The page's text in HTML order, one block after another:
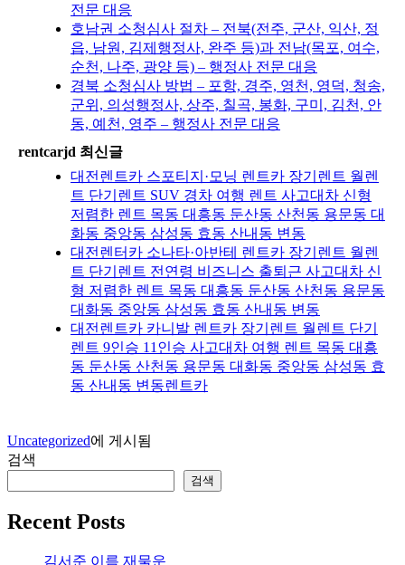
전문 대응
호남권 소청심사 절차 – 전북(전주, 군산, 익산, 정
읍, 남원, 김제행정사, 완주 등)과 전남(목포, 여수,
순천, 나주, 광양 등) – 행정사 전문 대응
경북 소청심사 방법 – 포항, 경주, 영천, 영덕, 청송,
군위, 의성행정사, 상주, 칠곡, 봉화, 구미, 김천, 안
동, 예천, 영주 – 행정사 전문 대응
rentcarjd 최신글
대전렌트카 스포티지·모닝 렌트카 장기렌트 월렌
트 단기렌트 SUV 경차 여행 렌트 사고대차 신형
저렴한 렌트 목동 대흥동 둔산동 산천동 용문동 대
화동 중앙동 삼성동 효동 산내동 변동
대전렌터카 소나타·아반테 렌트카 장기렌트 월렌
트 단기렌트 전연령 비즈니스 출퇴근 사고대차 신
형 저렴한 렌트 목동 대흥동 둔산동 산천동 용문동
대화동 중앙동 삼성동 효동 산내동 변동
대전렌트카 카니발 렌트카 장기렌트 월렌트 단기
렌트 9인승 11인승 사고대차 여행 렌트 목동 대흥
동 둔산동 산천동 용문동 대화동 중앙동 삼성동 효
동 산내동 변동렌트카
Uncategorized에 게시됨
검색
검색
Recent Posts
김서준 이름 재물운